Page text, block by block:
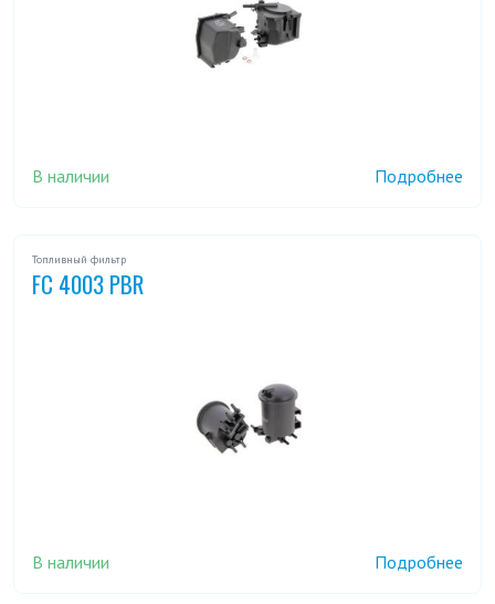
В наличии Подробнее
Топливный фильтр
FC 4003 PBR
В наличии Подробнее